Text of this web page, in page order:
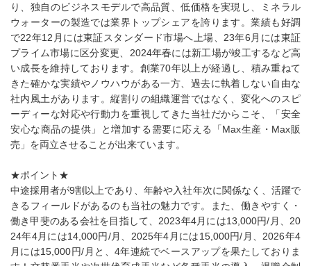
り、独自のビジネスモデルで高品質、低価格を実現し、ミネラル
ウォーターの製造では業界トップシェアを誇ります。業績も好調
で22年12月には東証スタンダード市場へ上場、23年6月には東証
プライム市場に区分変更、2024年春には新工場が竣工するなど高
い成長を維持しております。創業70年以上が経過し、積み重ねて
きた確かな実績やノウハウがある一方、過去に執着しない自由な
社内風土があります。縦割りの組織運営ではなく、変化へのスピ
ーディーな対応や行動力を重視してきた当社だからこそ、「安全
安心な商品の提供」と増加する需要に応える「Max生産・Max販
売」を両立させることが出来ています。
★ポイント★
中途採用者が9割以上であり、年齢や入社年次に関係なく、活躍で
きるフィールドがあるのも当社の魅力です。また、働きやすく・
働き甲斐のある会社を目指して、2023年4月には13,000円/月、20
24年4月には14,000円/月、2025年4月には15,000円/月、2026年4
月には15,000円/月と、4年連続でベースアップを果たしておりま